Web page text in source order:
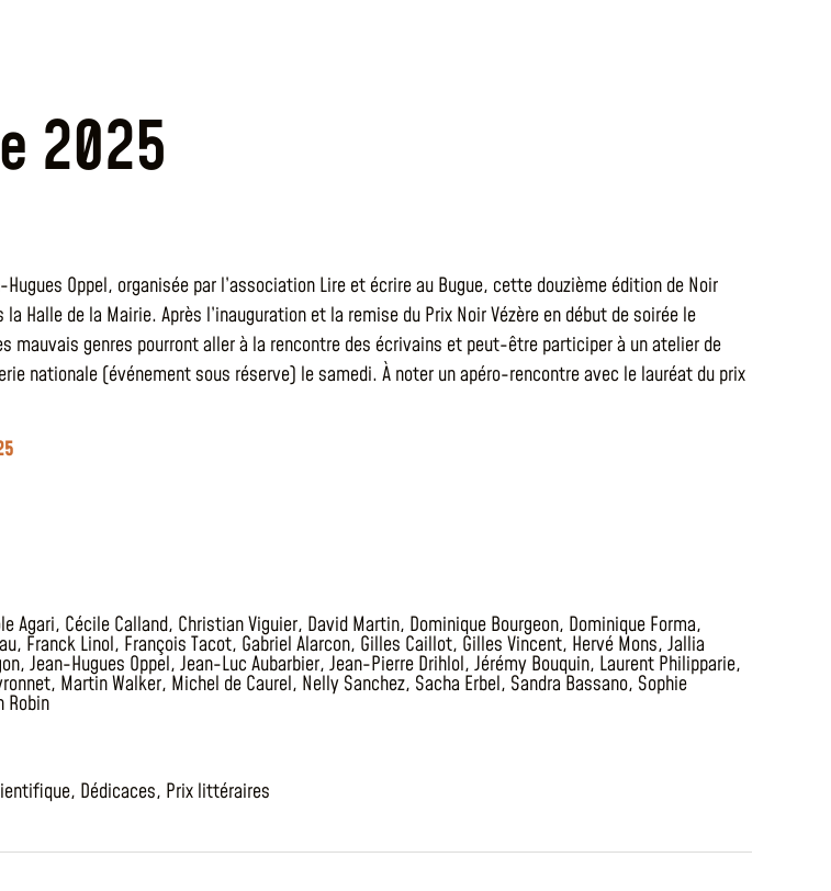
2025
Oppel, organisée par l’association Lire et écrire au Bugue, cette douzième édition de Noir
Halle de la Mairie. Après l’inauguration et la remise du Prix Noir Vézère en début de soirée le
mauvais genres pourront aller à la rencontre des écrivains et peut-être participer à un atelier de
nationale (événement sous réserve) le samedi. À noter un apéro-rencontre avec le lauréat du prix
Agari, Cécile Calland, Christian Viguier, David Martin, Dominique Bourgeon, Dominique Forma,
, Franck Linol, François Tacot, Gabriel Alarcon, Gilles Caillot, Gilles Vincent, Hervé Mons, Jallia
, Jean-Hugues Oppel, Jean-Luc Aubarbier, Jean-Pierre Drihlol, Jérémy Bouquin, Laurent Philipparie,
, Martin Walker, Michel de Caurel, Nelly Sanchez, Sacha Erbel, Sandra Bassano, Sophie
Robin
, Dédicaces, Prix littéraires